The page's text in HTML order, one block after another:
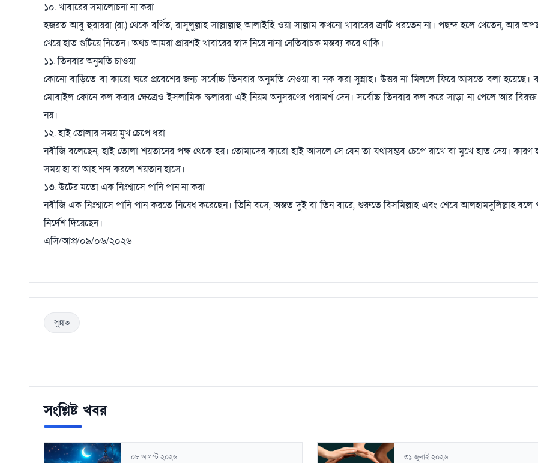
১০. খাবারের সমালোচনা না করা
হজরত আবু হুরায়রা (রা.) থেকে বর্ণিত, রাসূলুল্লাহ সাল্লাল্লাহু আলাইহি ওয়া সাল্লাম কখনো খাবারের ত্রুটি ধরতেন না। পছন্দ হলে খেতেন, আর
খেয়ে হাত গুটিয়ে নিতেন। অথচ আমরা প্রায়শই খাবারের স্বাদ নিয়ে নানা নেতিবাচক মন্তব্য করে থাকি।
১১. তিনবার অনুমতি চাওয়া
কোনো বাড়িতে বা কারো ঘরে প্রবেশের জন্য সর্বোচ্চ তিনবার অনুমতি নেওয়া বা নক করা সুন্নাহ। উত্তর না মিললে ফিরে আসতে বলা হয়েছে।
মোবাইল ফোনে কল করার ক্ষেত্রেও ইসলামিক স্কলাররা এই নিয়ম অনুসরণের পরামর্শ দেন। সর্বোচ্চ তিনবার কল করে সাড়া না পেলে আর
নয়।
১২. হাই তোলার সময় মুখ চেপে ধরা
নবীজি বলেছেন, হাই তোলা শয়তানের পক্ষ থেকে হয়। তোমাদের কারো হাই আসলে সে যেন তা যথাসম্ভব চেপে রাখে বা মুখে হাত দেয়। কারণ
সময় হা বা আহ শব্দ করলে শয়তান হাসে।
১৩. উটের মতো এক নিঃশ্বাসে পানি পান না করা
নবীজি এক নিঃশ্বাসে পানি পান করতে নিষেধ করেছেন। তিনি বসে, অন্তত দুই বা তিন বারে, শুরুতে বিসমিল্লাহ এবং শেষে আলহামদুলিল্লাহ বলে
নির্দেশ দিয়েছেন।
এসি/আপ্র/০৯/০৬/২০২৬
সুন্নত
সংশ্লিষ্ট খবর
০৮ আগস্ট ২০২৬ ৩১ জুলাই ২০২৬